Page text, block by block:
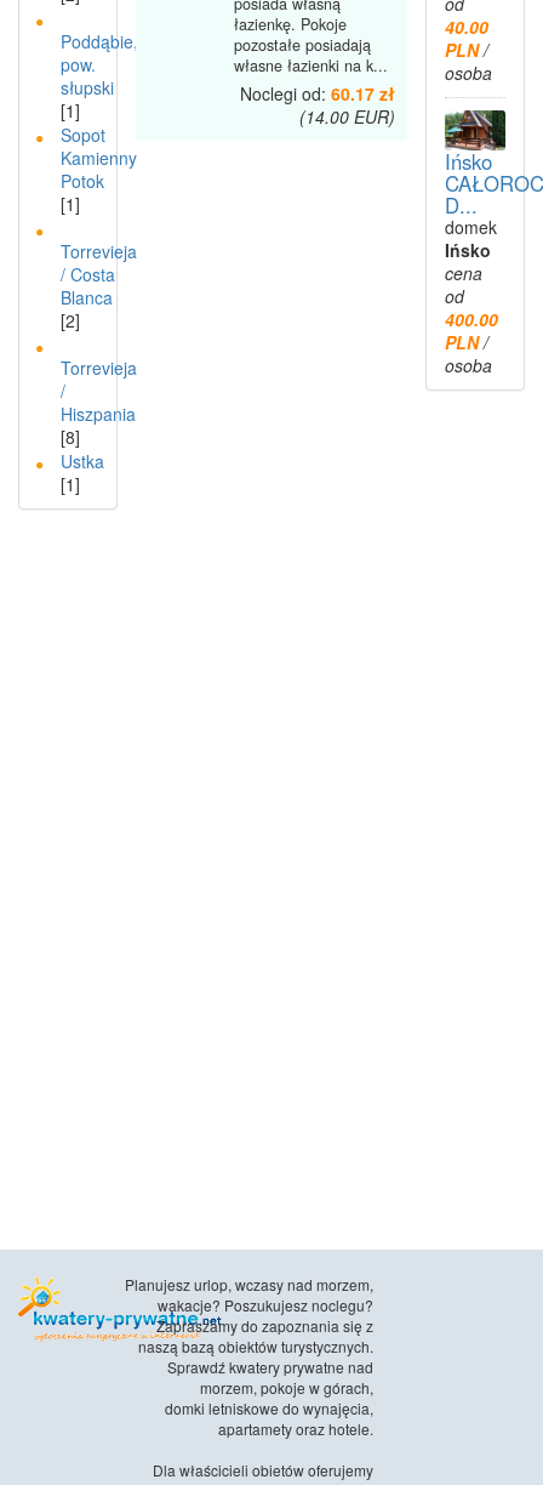
Poddąbie,
pow.
słupski
[1]
Sopot
Kamienny
Potok
[1]
Torrevieja
/ Costa
Blanca
[2]
Torrevieja
/
Hiszpania
[8]
Ustka
[1]
łazienkę. Pokoje
pozostałe posiadają
własne łazienki na k...
Noclegi od: 60.17 zł
(14.00 EUR)
40.00
PLN/
osoba
Ińsko
D...
domek
Ińsko
cena
od
400.00
PLN/
osoba
Planujesz urlop, wczasy nad morzem,
wakacje? Poszukujesz noclegu?
Zapraszamy do zapoznania się z
naszą bazą obiektów turystycznych.
Sprawdź kwatery prywatne nad
morzem, pokoje w górach,
domki letniskowe do wynajęcia,
apartamety oraz hotele.
Dla właścicieli obietów oferujemy